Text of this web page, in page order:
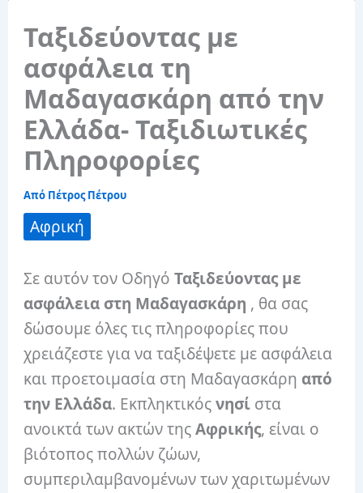
Ταξιδεύοντας με
ασφάλεια τη
Μαδαγασκάρη από την
Ελλάδα- Ταξιδιωτικές
Πληροφορίες
Από Πέτρος Πέτρου
Αφρική
Σε αυτόν τον ΟδηγόΤαξιδεύοντας με
ασφάλεια στη Μαδαγασκάρη , θα σας
δώσουμε όλες τις πληροφορίες που
χρειάζεστε για να ταξιδέψετε με ασφάλεια
και προετοιμασία στη Μαδαγασκάρη από
την Ελλάδα. Εκπληκτικόςνησί στα
ανοικτά των ακτών τηςΑφρικής, είναι ο
βιότοπος πολλών ζώων,
συμπεριλαμβανομένων των χαριτωμένων